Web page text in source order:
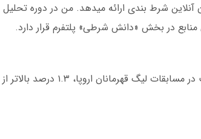
آنلاین شرط بندی ارائه میدهد. من در دوره
در بخش «دانش شرطی» پلتفرم قرار دارد.
تحلیل ۶ ماهه نشان میدهد